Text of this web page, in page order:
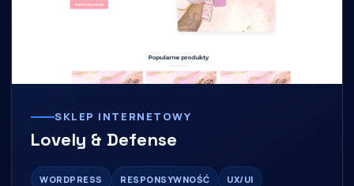
SKLEP INTERNETOWY
Lovely & Defense
WORDPRESS RESPONSYWNOŚĆ UX/UI